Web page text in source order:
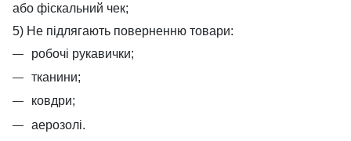
або фіскальний чек;
5) Не підлягають поверненню товари:
робочі рукавички;
тканини;
ковдри;
аерозолі.